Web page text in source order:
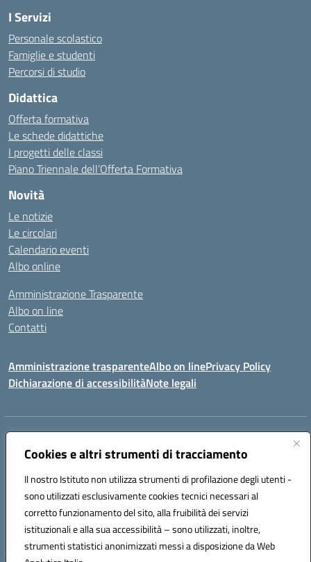
Cookies e altri strumenti di tracciamento
Il nostro Istituto non utilizza strumenti di profilazione degli utenti -
sono utilizzati esclusivamente cookies tecnici necessari al
corretto funzionamento del sito, alla fruibilità dei servizi
istituzionali e alla sua accessibilità – sono utilizzati, inoltre,
strumenti statistici anonimizzati messi a disposizione da Web
I Servizi
Personale scolastico
Famiglie e studenti
Percorsi di studio
Didattica
Offerta formativa
Le schede didattiche
I progetti delle classi
Piano Triennale dell’Offerta Formativa
Novità
Le notizie
Le circolari
Calendario eventi
Albo online
Amministrazione Trasparente
Albo on line
Contatti
Amministrazione trasparenteAlbo on linePrivacy Policy
Dichiarazione di accessibilitàNote legali
Indirizzo:
Centralino:078170786 Email:caic875002@istruzione.it
Codice fiscale: 90027700922
Codice meccanografico:
CAIC875002
Codice unico di fatturazione (CUF): UFVRG0